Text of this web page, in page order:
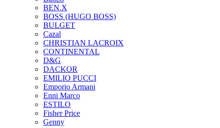
BEN.X
BOSS (HUGO BOSS)
BULGET
Cazal
CHRISTIAN LACROIX
CONTINENTAL
D&G
DACKOR
EMILIO PUCCI
Emporio Armani
Enni Marco
ESTILO
Fisher Price
Genny